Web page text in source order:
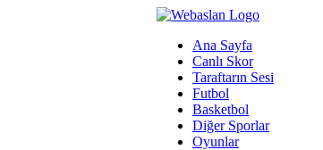
Ana Sayfa
Canlı Skor
Taraftarın Sesi
Futbol
Basketbol
Diğer Sporlar
Oyunlar